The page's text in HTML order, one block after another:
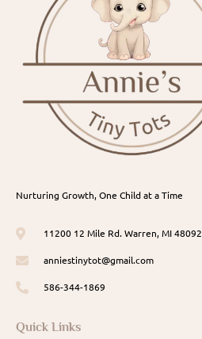
Nurturing Growth, One Child at a Time
11200 12 Mile Rd. Warren, MI 48092
anniestinytot@gmail.com
586-344-1869
Quick Links